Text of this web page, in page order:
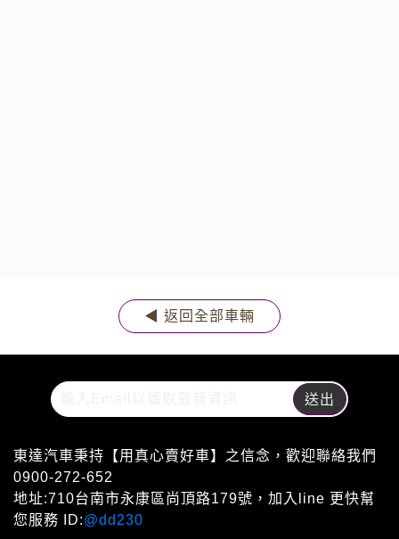
◀ 返回全部車輛
東達汽車秉持【用真心賣好車】之信念，歡迎聯絡我們
0900-272-652
地址:710台南市永康區尚頂路179號，加入line 更快幫
您服務 ID:@dd230